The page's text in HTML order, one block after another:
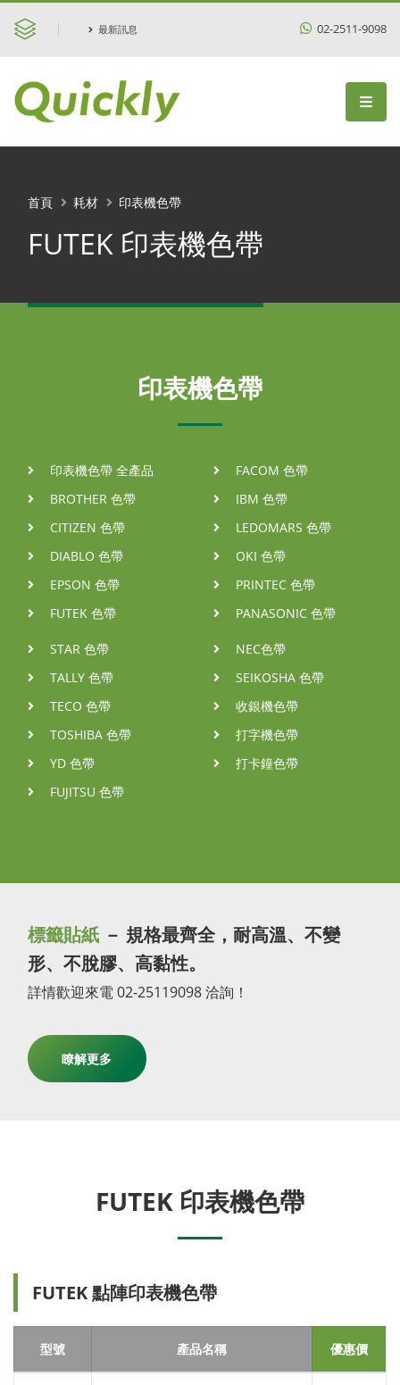
最新訊息 02-2511-9098
FUTEK 印表機色帶
首頁 耗材 印表機色帶
印表機色帶
印表機色帶 全產品
BROTHER 色帶
CITIZEN 色帶
DIABLO 色帶
EPSON 色帶
FUTEK 色帶
FACOM 色帶
IBM 色帶
LEDOMARS 色帶
OKI 色帶
PRINTEC 色帶
PANASONIC 色帶
STAR 色帶
TALLY 色帶
TECO 色帶
TOSHIBA 色帶
YD 色帶
FUJITSU 色帶
NEC色帶
SEIKOSHA 色帶
收銀機色帶
打字機色帶
打卡鐘色帶
標籤貼紙 － 規格最齊全，耐高溫、不變
形、不脫膠、高黏性。
詳情歡迎來電 02-25119098 洽詢！
瞭解更多
FUTEK 印表機色帶
FUTEK 點陣印表機色帶
型號 產品名稱 優惠價